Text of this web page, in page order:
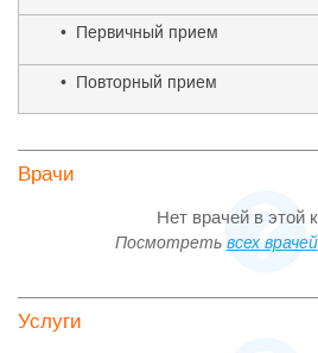
• Первичный прием
• Повторный прием
Врачи
Нет врачей в этой
Посмотреть всех врачей
Услуги